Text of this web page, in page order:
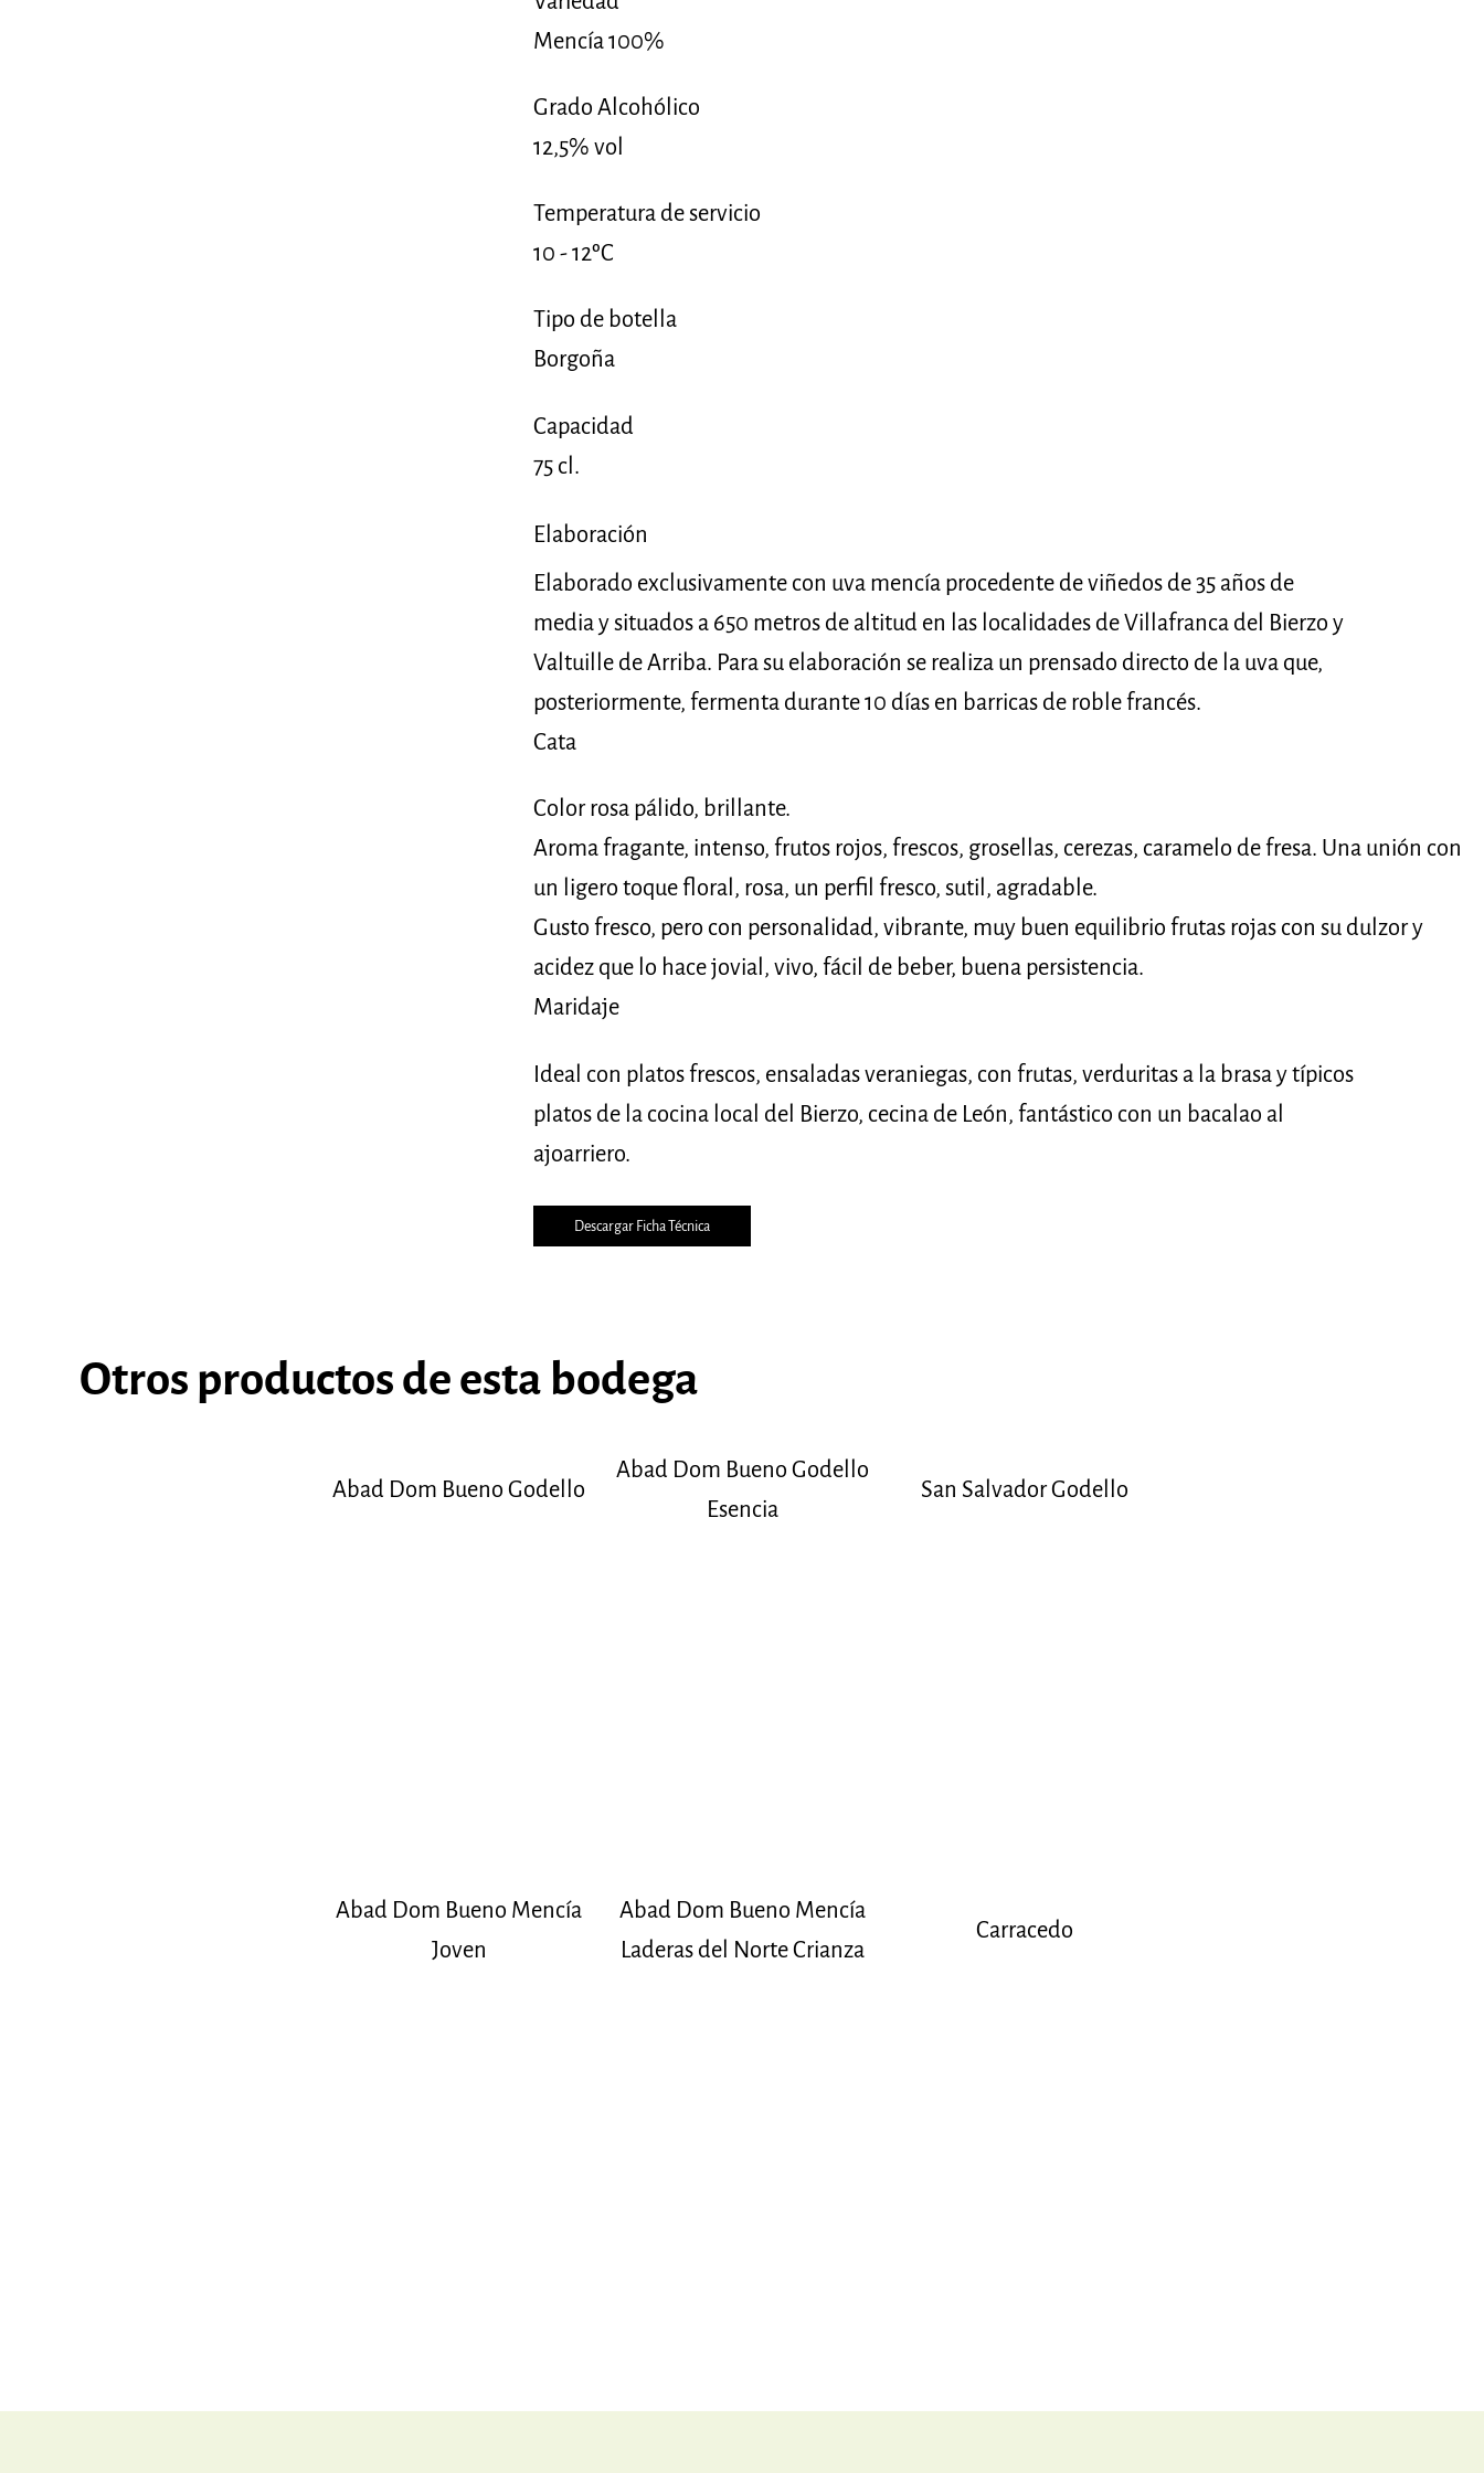
Otros productos de esta bodega
Abad Dom Bueno Godello
Abad Dom Bueno Godello
Esencia
San Salvador Godello
Abad Dom Bueno Mencía
Joven
Abad Dom Bueno Mencía
Laderas del Norte Crianza
Carracedo
Mencía 100%
Grado Alcohólico
12,5% vol
Temperatura de servicio
10 - 12ºC
Tipo de botella
Borgoña
Capacidad
75 cl.
Elaboración
Elaborado exclusivamente con uva mencía procedente de viñedos de 35 años de
media y situados a 650 metros de altitud en las localidades de Villafranca del Bierzo y
Valtuille de Arriba. Para su elaboración se realiza un prensado directo de la uva que,
posteriormente, fermenta durante 10 días en barricas de roble francés.
Cata
Color rosa pálido, brillante.
Aroma fragante, intenso, frutos rojos, frescos, grosellas, cerezas, caramelo de fresa. Una unión con
un ligero toque floral, rosa, un perfil fresco, sutil, agradable.
Gusto fresco, pero con personalidad, vibrante, muy buen equilibrio frutas rojas con su dulzor y
acidez que lo hace jovial, vivo, fácil de beber, buena persistencia.
Maridaje
Ideal con platos frescos, ensaladas veraniegas, con frutas, verduritas a la brasa y típicos
platos de la cocina local del Bierzo, cecina de León, fantástico con un bacalao al
ajoarriero.
Descargar Ficha Técnica